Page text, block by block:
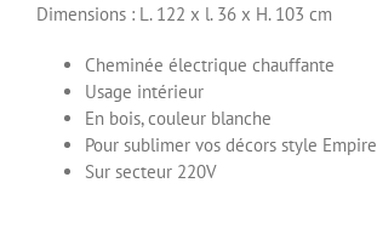
Dimensions : L. 122 x l. 36 x H. 103 cm
Cheminée électrique chauffante
Usage intérieur
En bois, couleur blanche
Pour sublimer vos décors style Empire
Sur secteur 220V